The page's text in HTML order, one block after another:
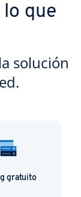
que
solución
gratuito